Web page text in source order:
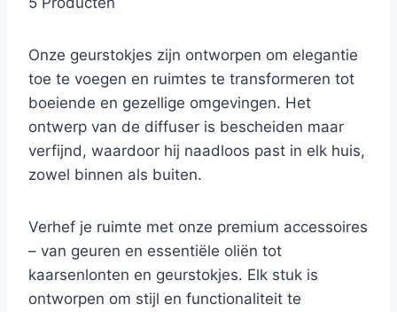
Onze geurstokjes zijn ontworpen om elegantie
toe te voegen en ruimtes te transformeren tot
boeiende en gezellige omgevingen. Het
ontwerp van de diffuser is bescheiden maar
verfijnd, waardoor hij naadloos past in elk huis,
zowel binnen als buiten.
Verhef je ruimte met onze premium accessoires
– van geuren en essentiële oliën tot
kaarsenlonten en geurstokjes. Elk stuk is
ontworpen om stijl en functionaliteit te